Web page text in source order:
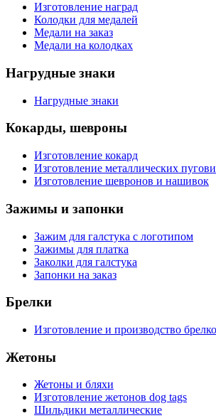
Изготовление наград
Колодки для медалей
Медали на заказ
Медали на колодках
Нагрудные знаки
Нагрудные знаки
Кокарды, шевроны
Изготовление кокард
Изготовление металлических
Изготовление шевронов и нашивок
Зажимы и запонки
Зажим для галстука с логотипом
Зажимы для платка
Заколки для галстука
Запонки на заказ
Брелки
Изготовление и производство
Жетоны
Жетоны и бляхи
Изготовление жетонов dog tags
Шильдики металлические